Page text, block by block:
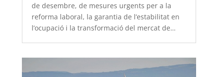
de desembre, de mesures urgents per a la
reforma laboral, la garantia de l’estabilitat en
l’ocupació i la transformació del mercat de…